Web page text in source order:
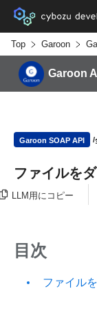
Top Garoon
Garoon
Garoon SOAP API
ファイルを
LLM用にコピー
目次
ファイル